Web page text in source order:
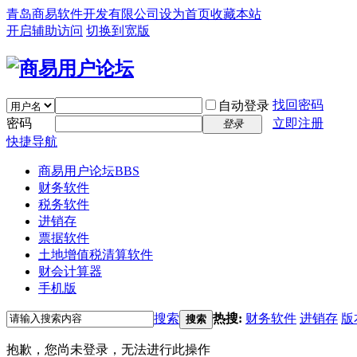
青岛商易软件开发有限公司 设为首页收藏本站
开启辅助访问 切换到宽版
自动登录 找回密码
密码
登录
立即注册
快捷导航
商易用户论坛BBS
财务软件
税务软件
进销存
票据软件
土地增值税清算软件
财会计算器
手机版
搜索 搜索 热搜: 财务软件 进销存 版
抱歉，您尚未登录，无法进行此操作